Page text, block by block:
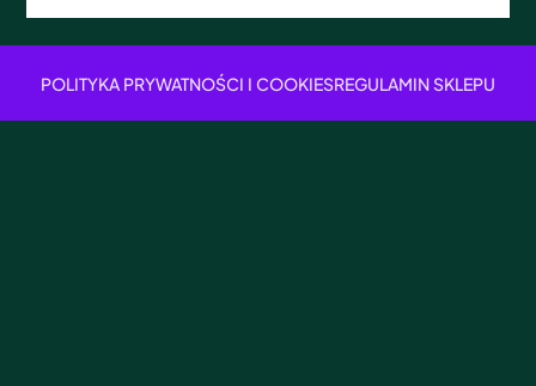
POLITYKA PRYWATNOŚCI I COOKIESREGULAMIN SKLEPU